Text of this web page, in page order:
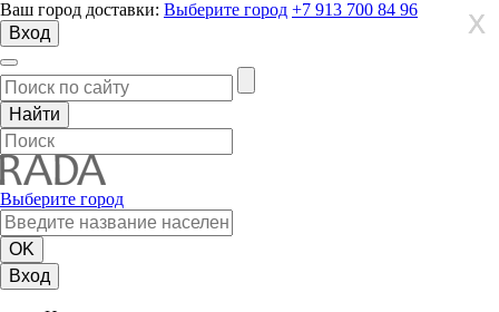
Ваш город доставки: Выберите город +7 913 700 84 96
Вход
Выберите город
Вход
X
X
X